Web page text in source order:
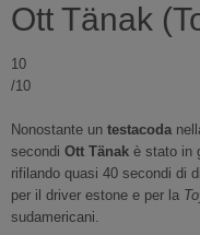
Ott Tänak
10
/10
Nonostante un testacoda
secondi Ott Tänak è stato in
rifilando quasi 40 secondi di
per il driver estone e per la
sudamericani.